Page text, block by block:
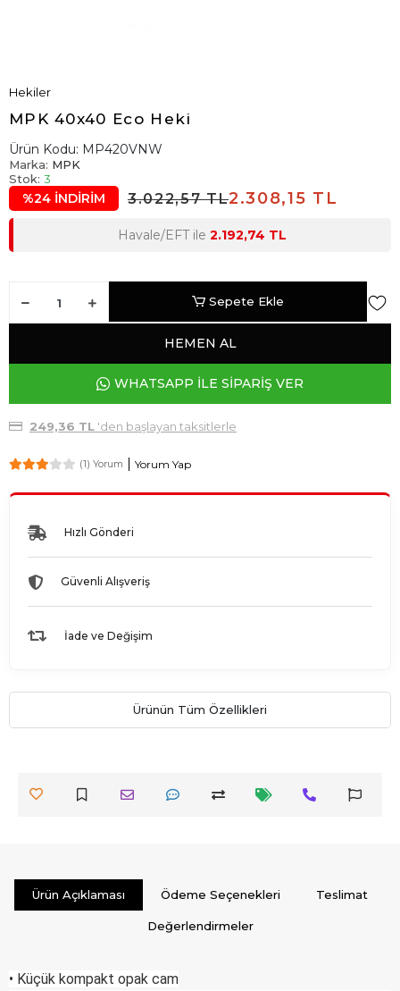
Hekiler
MPK 40x40 Eco Heki
Ürün Kodu: MP420VNW
Marka: MPK
Stok: 3
%24 İNDİRİM 3.022,57 TL2.308,15 TL
Havale/EFT ile 2.192,74 TL
Sepete Ekle
HEMEN AL
WHATSAPP İLE SİPARİŞ VER
249,36 TL'den başlayan taksitlerle
(1) Yorum Yorum Yap
Hızlı Gönderi
Güvenli Alışveriş
İade ve Değişim
Ürünün Tüm Özellikleri
Ürün Açıklaması Ödeme Seçenekleri Teslimat
Değerlendirmeler
• Küçük kompakt opak cam